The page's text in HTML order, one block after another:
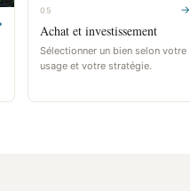
05 →
Achat et investissement
Sélectionner un bien selon votre
usage et votre stratégie.